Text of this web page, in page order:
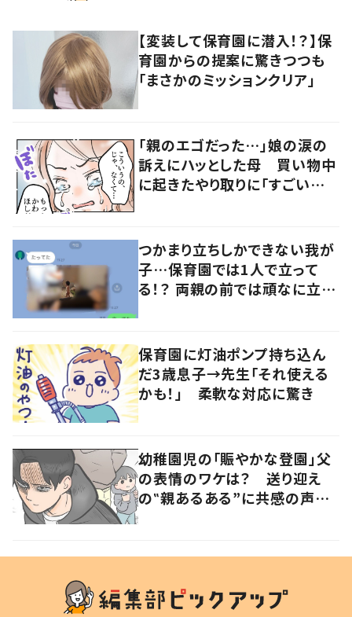
【変装して保育園に潜入！？】保
育園からの提案に驚きつつも
「まさかのミッションクリア」
「親のエゴだった…」娘の涙の
訴えにハッとした母 買い物中
に起きたやり取りに「すごい分
つかまり立ちしかできない我が
子…保育園では1人で立って
る！？ 両親の前では頑なに立た
保育園に灯油ポンプ持ち込ん
だ3歳息子→先生「それ使える
かも！」 柔軟な対応に驚き
幼稚園児の「賑やかな登園」父
の表情のワケは？ 送り迎え
の‟親あるある”に共感の声集